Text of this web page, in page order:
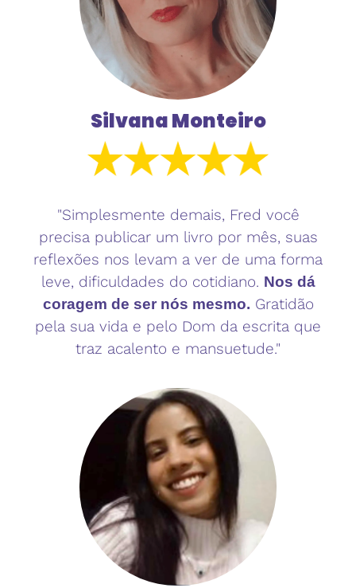
Silvana Monteiro
"Simplesmente demais, Fred você
precisa publicar um livro por mês, suas
reflexões nos levam a ver de uma forma
leve, dificuldades do cotidiano. Nos dá
coragem de ser nós mesmo. Gratidão
pela sua vida e pelo Dom da escrita que
traz acalento e mansuetude."